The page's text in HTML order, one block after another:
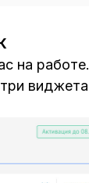
на работе.
виджета